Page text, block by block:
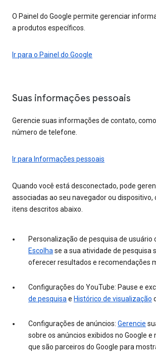
O Painel do Google permite gerenciar
a produtos específicos.
Ir para o Painel do Google
Suas informações pessoais
Gerencie suas informações de contato,
número de telefone.
Ir para Informações pessoais
Quando você está desconectado, pode
associadas ao seu navegador ou dispositivo,
itens descritos abaixo.
Personalização de pesquisa de usuário
Escolha se a sua atividade de pesquisa
oferecer resultados e recomendações
Configurações do YouTube: Pause e
de pesquisa e Histórico de visualização
Configurações de anúncios: Gerencie
sobre os anúncios exibidos no Google e
que são parceiros do Google para